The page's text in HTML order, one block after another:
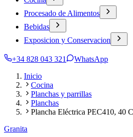
Procesado de Alimentos
Bebidas
Exposicion y Conservacion
+34 828 043 321
WhatsApp
Inicio
Cocina
Planchas y parrillas
Planchas
Plancha Eléctrica PEC410, 40
Granita